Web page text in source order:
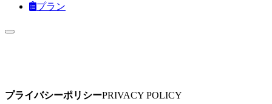
プラン
プライバシーポリシーPRIVACY POLICY